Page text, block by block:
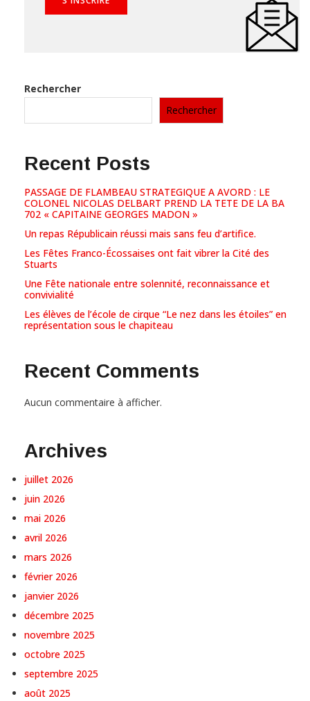
Rechercher
Rechercher
Recent Posts
PASSAGE DE FLAMBEAU STRATEGIQUE A AVORD : LE
COLONEL NICOLAS DELBART PREND LA TETE DE LA BA
702 « CAPITAINE GEORGES MADON »
Un repas Républicain réussi mais sans feu d’artifice.
Les Fêtes Franco-Écossaises ont fait vibrer la Cité des
Stuarts
Une Fête nationale entre solennité, reconnaissance et
convivialité
Les élèves de l’école de cirque “Le nez dans les étoiles” en
représentation sous le chapiteau
Recent Comments
Aucun commentaire à afficher.
Archives
juillet 2026
juin 2026
mai 2026
avril 2026
mars 2026
février 2026
janvier 2026
décembre 2025
novembre 2025
octobre 2025
septembre 2025
août 2025